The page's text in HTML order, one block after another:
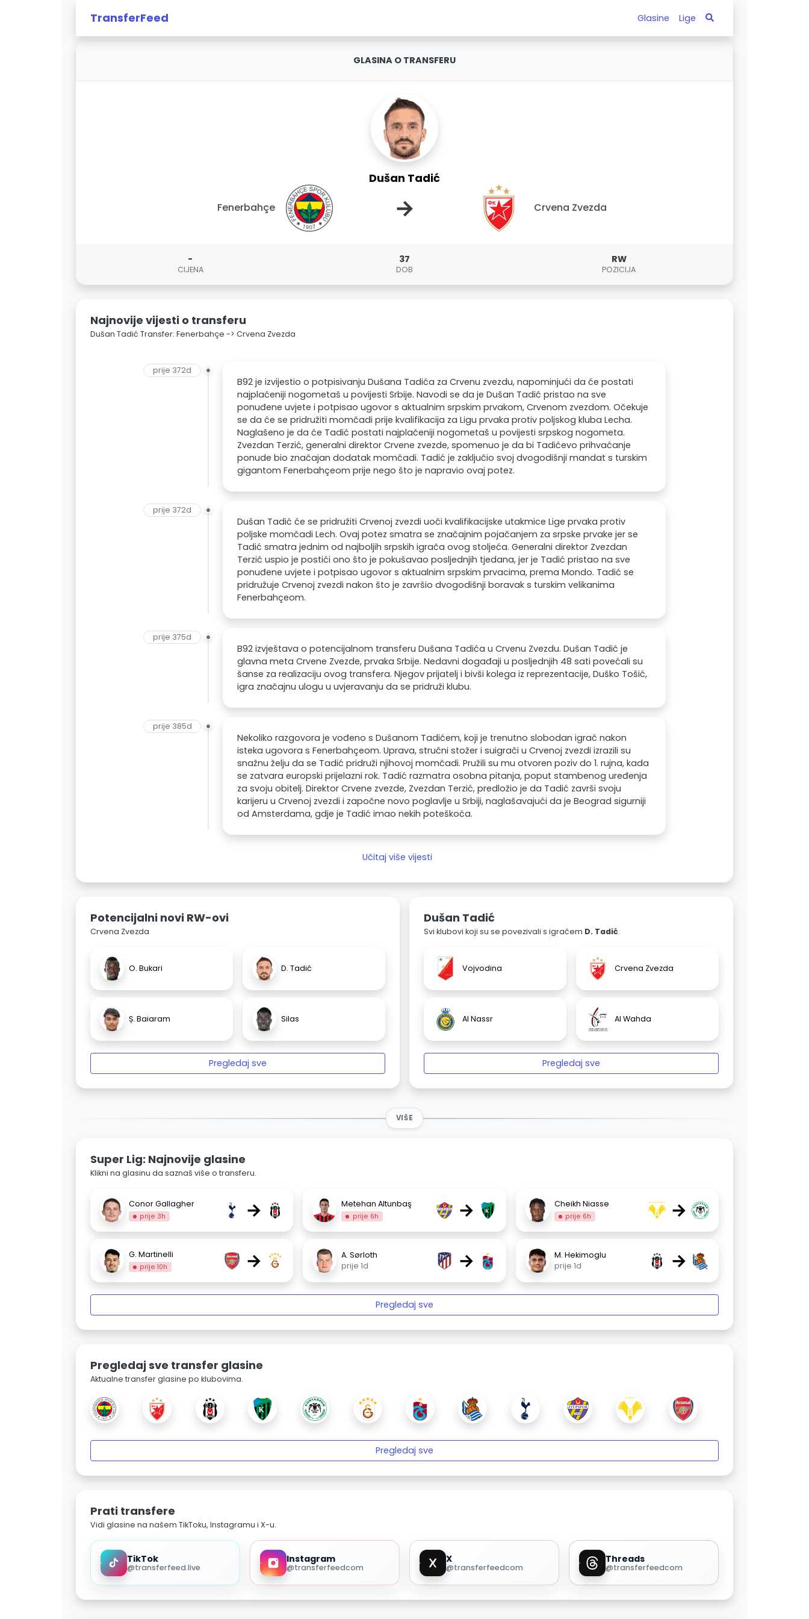
TransferFeed Glasine Lige
GLASINA O TRANSFERU
Dušan Tadić
Fenerbahçe → Crvena Zvezda
-
CIJENA
37
DOB
RW
POZICIJA
Najnovije vijesti o transferu
Dušan Tadić Transfer: Fenerbahçe -> Crvena Zvezda
prije 372d
B92 je izvijestio o potpisivanju Dušana Tadića za Crvenu zvezdu, napominjući da će postati
najplaćeniji nogometaš u povijesti Srbije. Navodi se da je Dušan Tadić pristao na sve
ponuđene uvjete i potpisao ugovor s aktualnim srpskim prvakom, Crvenom zvezdom. Očekuje
se da će se pridružiti momčadi prije kvalifikacija za Ligu prvaka protiv poljskog kluba Lecha.
Naglašeno je da će Tadić postati najplaćeniji nogometaš u povijesti srpskog nogometa.
Zvezdan Terzić, generalni direktor Crvene zvezde, spomenuo je da bi Tadićevo prihvaćanje
ponude bio značajan dodatak momčadi. Tadić je zaključio svoj dvogodišnji mandat s turskim
gigantom Fenerbahçeom prije nego što je napravio ovaj potez.
prije 372d
Dušan Tadić će se pridružiti Crvenoj zvezdi uoči kvalifikacijske utakmice Lige prvaka protiv
poljske momčadi Lech. Ovaj potez smatra se značajnim pojačanjem za srpske prvake jer se
Tadić smatra jednim od najboljih srpskih igrača ovog stoljeća. Generalni direktor Zvezdan
Terzić uspio je postići ono što je pokušavao posljednjih tjedana, jer je Tadić pristao na sve
ponuđene uvjete i potpisao ugovor s aktualnim srpskim prvacima, prema Mondo. Tadić se
pridružuje Crvenoj zvezdi nakon što je završio dvogodišnji boravak s turskim velikanima
Fenerbahçeom.
prije 375d
B92 izvještava o potencijalnom transferu Dušana Tadića u Crvenu Zvezdu. Dušan Tadić je
glavna meta Crvene Zvezde, prvaka Srbije. Nedavni događaji u posljednjih 48 sati povećali su
šanse za realizaciju ovog transfera. Njegov prijatelj i bivši kolega iz reprezentacije, Duško Tošić,
igra značajnu ulogu u uvjeravanju da se pridruži klubu.
prije 385d
Nekoliko razgovora je vođeno s Dušanom Tadićem, koji je trenutno slobodan igrač nakon
isteka ugovora s Fenerbahçeom. Uprava, stručni stožer i suigrači u Crvenoj zvezdi izrazili su
snažnu želju da se Tadić pridruži njihovoj momčadi. Pružili su mu otvoren poziv do 1. rujna, kada
se zatvara europski prijelazni rok. Tadić razmatra osobna pitanja, poput stambenog uređenja
za svoju obitelj. Direktor Crvene zvezde, Zvezdan Terzić, predložio je da Tadić završi svoju
karijeru u Crvenoj zvezdi i započne novo poglavlje u Srbiji, naglašavajući da je Beograd sigurniji
od Amsterdama, gdje je Tadić imao nekih poteškoća.
Učitaj više vijesti
Potencijalni novi RW-ovi
Crvena Zvezda
O. Bukari D. Tadić
Ș. Baiaram Silas
Pregledaj sve
Dušan Tadić
Svi klubovi koji su se povezivali s igračem D. Tadić.
Vojvodina Crvena Zvezda
Al Nassr Al Wahda
Pregledaj sve
VIŠE
Super Lig: Najnovije glasine
Klikni na glasinu da saznaš više o transferu.
Conor Gallagher
prije 3h → Metehan Altunbaş
prije 6h → Cheikh Niasse
prije 6h →
G. Martinelli
prije 10h →
A. Sørloth
prije 1d
→
M. Hekimoglu
prije 1d
→
Pregledaj sve
Pregledaj sve transfer glasine
Aktualne transfer glasine po klubovima.
Pregledaj sve
Prati transfere
Vidi glasine na našem TikToku, Instagramu i X-u.
TikTok
@transferfeed.live
Instagram
@transferfeedcom
X
@transferfeedcom
Threads
@transferfeedcom